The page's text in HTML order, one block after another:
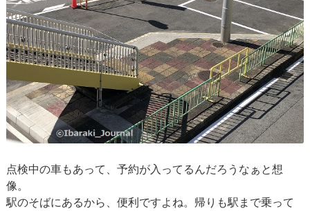
点検中の車もあって、予約が入ってるんだろうなぁと想
像。
駅のそばにあるから、便利ですよね。帰りも駅まで乗って